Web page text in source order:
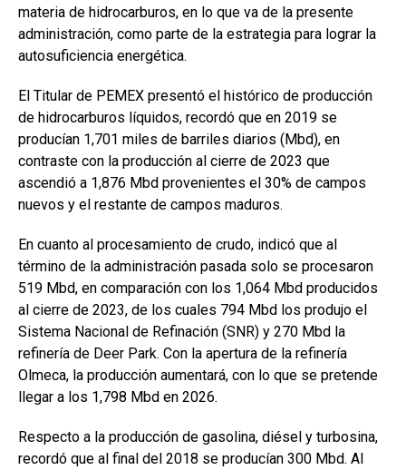
materia de hidrocarburos, en lo que va de la presente
administración, como parte de la estrategia para lograr la
autosuficiencia energética.
El Titular de PEMEX presentó el histórico de producción
de hidrocarburos líquidos, recordó que en 2019 se
producían 1,701 miles de barriles diarios (Mbd), en
contraste con la producción al cierre de 2023 que
ascendió a 1,876 Mbd provenientes el 30% de campos
nuevos y el restante de campos maduros.
En cuanto al procesamiento de crudo, indicó que al
término de la administración pasada solo se procesaron
519 Mbd, en comparación con los 1,064 Mbd producidos
al cierre de 2023, de los cuales 794 Mbd los produjo el
Sistema Nacional de Refinación (SNR) y 270 Mbd la
refinería de Deer Park. Con la apertura de la refinería
Olmeca, la producción aumentará, con lo que se pretende
llegar a los 1,798 Mbd en 2026.
Respecto a la producción de gasolina, diésel y turbosina,
recordó que al final del 2018 se producían 300 Mbd. Al